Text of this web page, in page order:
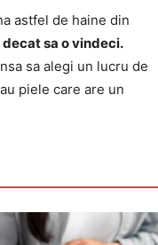
astfel de haine din
sa o vindeci.
sa alegi un lucru de
piele care are un